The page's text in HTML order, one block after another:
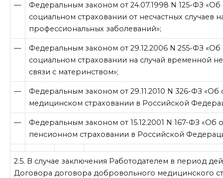
—
Федеральным законом от 24.07.1998 N 125-ФЗ «Об
социальном страховании от несчастных случаев
профессиональных заболеваний»;
—
Федеральным законом от 29.12.2006 N 255-ФЗ «Об
социальном страховании на случай временной
связи с материнством»;
—
Федеральным законом от 29.11.2010 N 326-ФЗ «Об
медицинском страховании в Российской
—
Федеральным законом от 15.12.2001 N 167-ФЗ «Об
пенсионном страховании в Российской
2.5. В случае заключения Работодателем в период
Договора договора добровольного медицинского